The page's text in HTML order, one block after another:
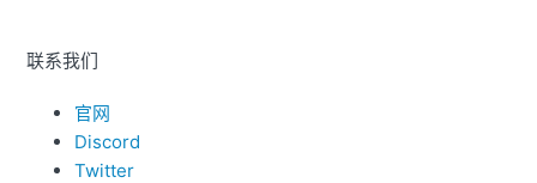
联系我们
官网
Discord
Twitter